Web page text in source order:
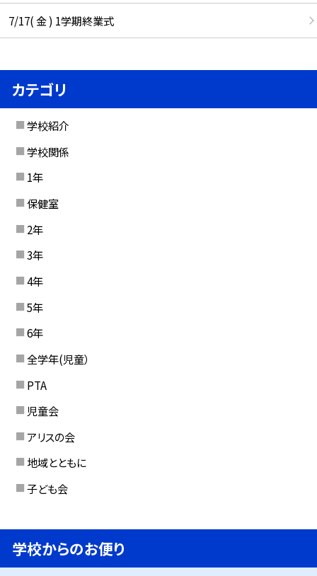
7/17( 金 ) 1学期終業式
カテゴリ
学校紹介
学校関係
1年
保健室
2年
3年
4年
5年
6年
全学年(児童）
PTA
児童会
アリスの会
地域とともに
子ども会
学校からのお便り